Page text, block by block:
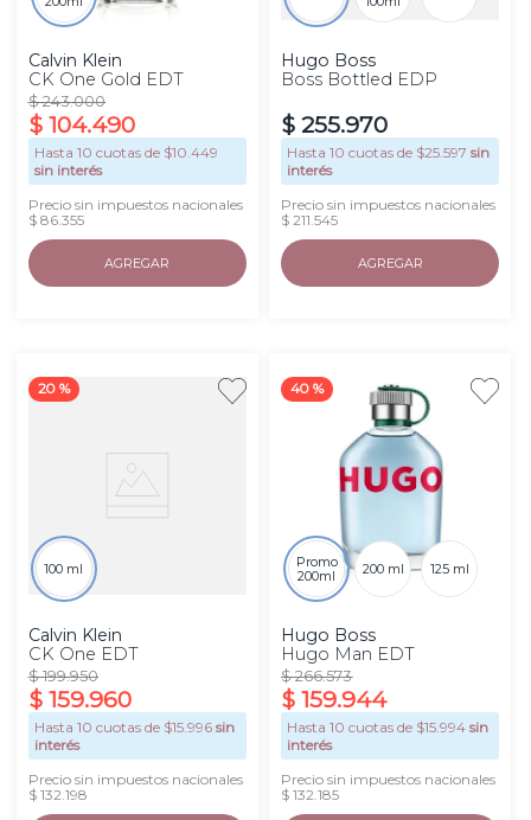
Calvin Klein
CK One Gold EDT
$ 243.000
$ 104.490
Hasta 10 cuotas de $10.449
sin interés
Precio sin impuestos nacionales
$ 86.355
AGREGAR
Hugo Boss
Boss Bottled EDP
$ 255.970
Hasta10 cuotas de $25.597 sin
interés
Precio sin impuestos nacionales
$ 211.545
AGREGAR
20 %
100 ml
Calvin Klein
CK One EDT
$ 199.950
$ 159.960
Hasta 10 cuotas de $15.996 sin
interés
Precio sin impuestos nacionales
$ 132.198
40 %
Promo
200ml
200 ml 125 ml
Hugo Boss
Hugo Man EDT
$ 266.573
$ 159.944
Hasta10 cuotas de $15.994 sin
interés
Precio sin impuestos nacionales
$ 132.185